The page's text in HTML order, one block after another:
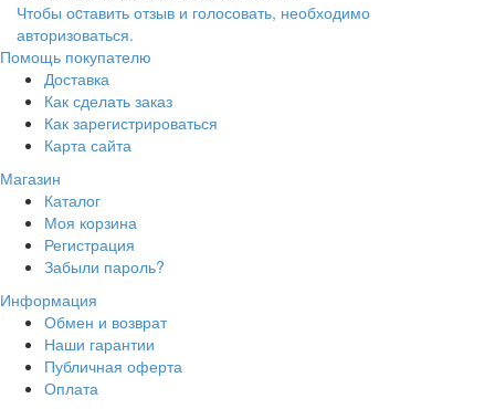
Чтобы оcтавить отзыв и голосовать, необходимо
авторизоваться.
Помощь покупателю
Доставка
Как сделать заказ
Как зарегистрироваться
Карта сайта
Магазин
Каталог
Моя корзина
Регистрация
Забыли пароль?
Информация
Обмен и возврат
Наши гарантии
Публичная оферта
Оплата